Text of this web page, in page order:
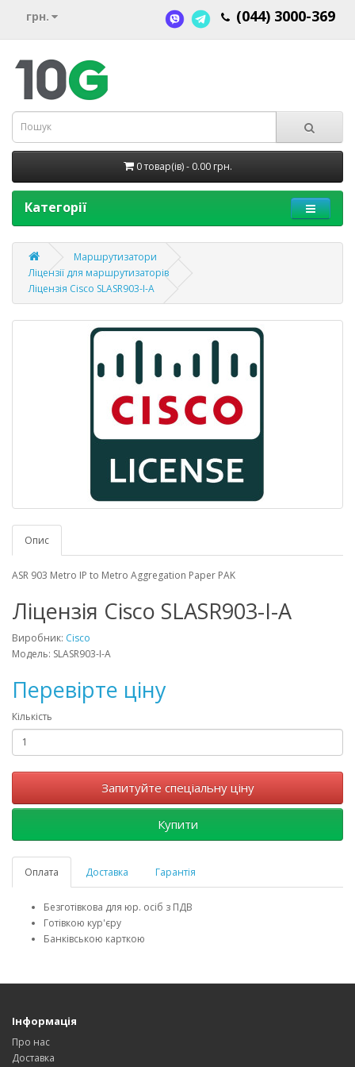
грн. (044) 3000-369
0 товар(ів) - 0.00 грн.
Категорії
Маршрутизатори
Ліцензії для маршрутизаторів
Ліцензія Cisco SLASR903-I-A
Опис
ASR 903 Metro IP to Metro Aggregation Paper PAK
Ліцензія Cisco SLASR903-I-A
Виробник: Cisco
Модель: SLASR903-I-A
Перевірте ціну
Кількість
Запитуйте спеціальну ціну
Купити
Оплата Доставка Гарантія
Безготівкова для юр. осіб з ПДВ
Готівкою кур'єру
Банківською карткою
Інформація
Про нас
Доставка